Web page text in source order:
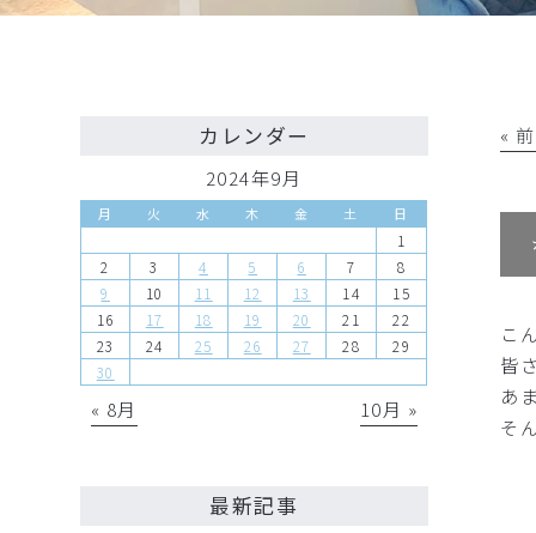
«
こ
皆
あ
そ
カレンダー
2024年9月
月 火 水 木 金 土 日
1
2
3 4 5 6 7
8
9
10 11 12 13 14
15
16
17 18 19 20 21
22
23
24 25 26 27 28
29
30
« 8月 10月 »
最新記事